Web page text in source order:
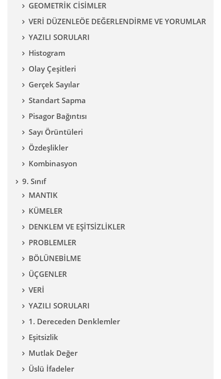
GEOMETRİK CİSİMLER
VERİ DÜZENLEÖE DEĞERLENDİRME VE YORUMLAR
YAZILI SORULARI
Histogram
Olay Çeşitleri
Gerçek Sayılar
Standart Sapma
Pisagor Bağıntısı
Sayı Örüntüleri
Özdeşlikler
Kombinasyon
9. Sınıf
MANTIK
KÜMELER
DENKLEM VE EŞİTSİZLİKLER
PROBLEMLER
BÖLÜNEBİLME
ÜÇGENLER
VERİ
YAZILI SORULARI
1. Dereceden Denklemler
Eşitsizlik
Mutlak Değer
Üslü İfadeler